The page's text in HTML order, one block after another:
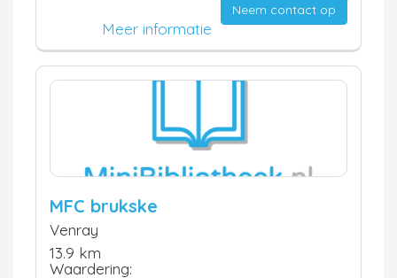
Neem contact op
Meer informatie
MFC brukske
Venray
13.9 km
Waardering: